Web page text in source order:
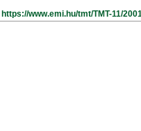
https://www.emi.hu/tmt/TMT-11/